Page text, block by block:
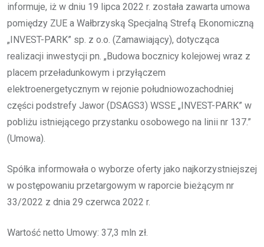
informuje, iż w dniu 19 lipca 2022 r. została zawarta umowa
pomiędzy ZUE a Wałbrzyską Specjalną Strefą Ekonomiczną
„INVEST-PARK” sp. z o.o. (Zamawiający), dotycząca
realizacji inwestycji pn. „Budowa bocznicy kolejowej wraz z
placem przeładunkowym i przyłączem
elektroenergetycznym w rejonie południowozachodniej
części podstrefy Jawor (DSAGS3) WSSE „INVEST-PARK” w
pobliżu istniejącego przystanku osobowego na linii nr 137.”
(Umowa).
Spółka informowała o wyborze oferty jako najkorzystniejszej
w postępowaniu przetargowym w raporcie bieżącym nr
33/2022 z dnia 29 czerwca 2022 r.
Wartość netto Umowy: 37,3 mln zł.